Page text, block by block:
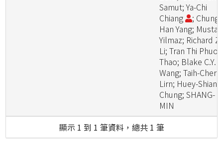
Samut; Ya-Chi
Chiang
; Chung-
Han Yang;
Yilmaz; Richard Z.
Li; Tran Thi
Thao; Blake C.Y.
Wang; Taih-
Lirn; Huey-Shian
Chung; SHANG-
MIN
顯示 1 到 1 筆資料，總共 1 筆